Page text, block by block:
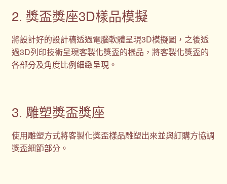
2. 獎盃獎座3D樣品模擬
將設計好的設計稿透過電腦軟體呈現3D模擬圖，之後透
過3D列印技術呈現客製化獎盃的樣品，將客製化獎盃的
各部分及角度比例細緻呈現。
3. 雕塑獎盃獎座
使用雕塑方式將客製化獎盃樣品雕塑出來並與訂購方協調
獎盃細節部分。